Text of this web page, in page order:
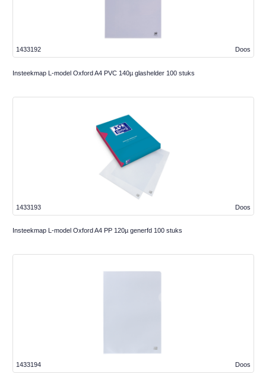
Doos
1433192
Insteekmap L-model Oxford A4 PVC 140µ glashelder 100 stuks
Doos
1433193
Insteekmap L-model Oxford A4 PP 120µ generfd 100 stuks
Doos
1433194